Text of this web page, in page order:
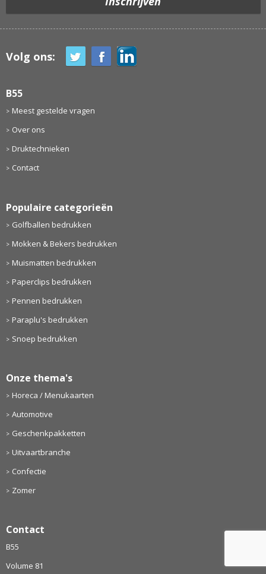
Volg ons:
B55
Meest gestelde vragen
Over ons
Druktechnieken
Contact
Populaire categorieën
Golfballen bedrukken
Mokken & Bekers bedrukken
Muismatten bedrukken
Paperclips bedrukken
Pennen bedrukken
Paraplu's bedrukken
Snoep bedrukken
Onze thema's
Horeca / Menukaarten
Automotive
Geschenkpakketten
Uitvaartbranche
Confectie
Zomer
Contact
B55
Volume 81